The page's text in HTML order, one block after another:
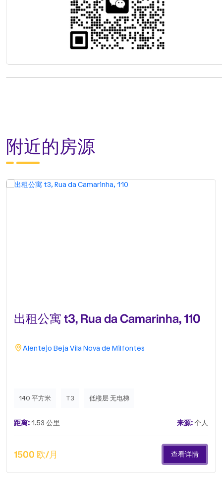
附近的房源
出租公寓 t3, Rua da Camarinha, 110
Alentejo Beja Vila Nova de Milfontes
140 平方米 T3 低楼层 无电梯
距离:1.53 公里 来源:个人
1500 欧/月 查看详情